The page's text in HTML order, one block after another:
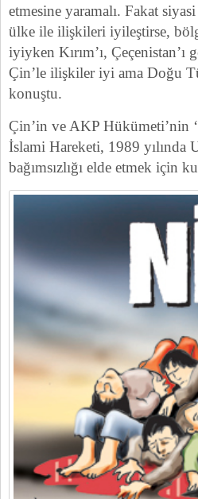
etmesine yaramalı. Fakat
ülke ile ilişkileri iyileştirse,
iyiyken Kırım’ı,
Çin’le ilişkiler iyi ama Doğu
konuştu.
Çin’in ve AKP Hükümeti’nin
İslami Hareketi, 1989 yılında
bağımsızlığı elde etmek için